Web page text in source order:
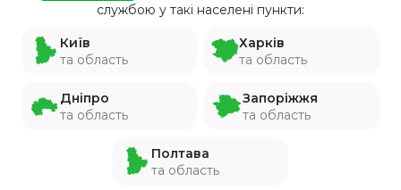
службою у такі населені пункти:
Київ
та область
Харків
та область
Дніпро
та область
Запоріжжя
та область
Полтава
та область